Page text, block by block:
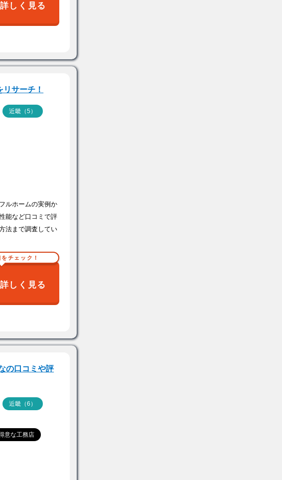
しく見る
サーチ！
近畿（5）
ルホームの実例か
能など口コミで評
法まで調査してい
チェック！
しく見る
の口コミや評
近畿（6）
意な工務店